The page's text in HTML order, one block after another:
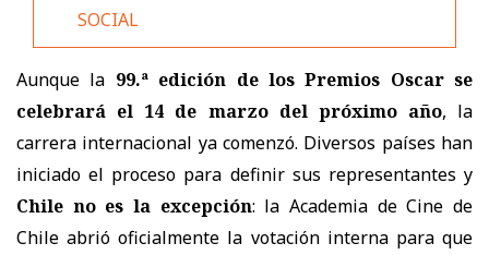
SOCIAL
Aunque la 99.ª edición de los Premios Oscar se
celebrará el 14 de marzo del próximo año, la
carrera internacional ya comenzó. Diversos países han
iniciado el proceso para definir sus representantes y
Chile no es la excepción: la Academia de Cine de
Chile abrió oficialmente la votación interna para que